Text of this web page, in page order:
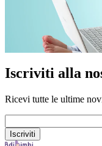
Iscriviti alla
Ricevi tutte le ultime